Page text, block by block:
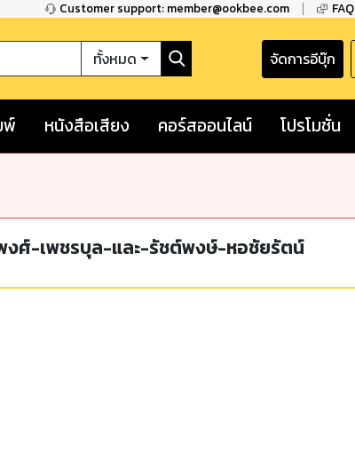
Customer support: member@ookbee.com FAQ
ทั้งหมด จัดการอีบุ๊ก
พ์ หนังสือเสียง คอร์สออนไลน์ โปรโมชั่น
งศ์-เพชรบุล-และ-รัชต์พงษ์-หอชัยรัตน์